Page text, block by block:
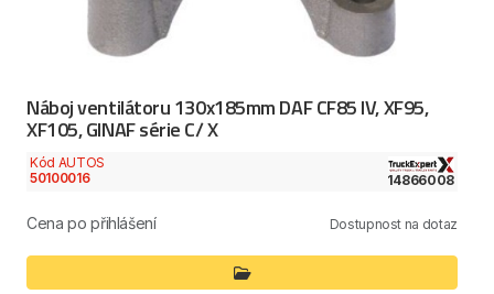
Náboj ventilátoru 130x185mm DAF CF85 IV, XF95,
XF105, GINAF série C/ X
Kód AUTOS
50100016
14866008
Cena po přihlášení Dostupnost na dotaz